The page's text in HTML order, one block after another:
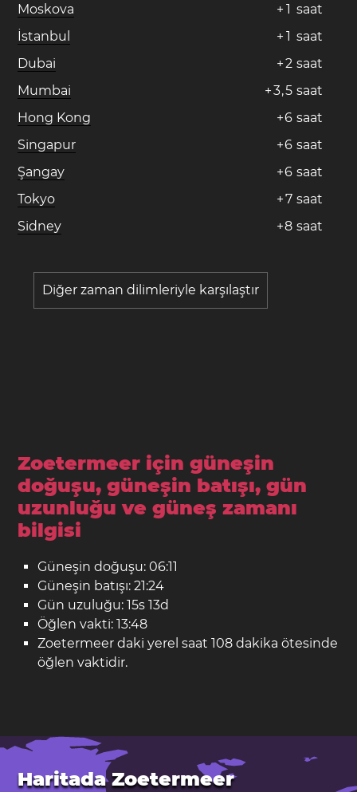
Moskova
+ 1 saat
İstanbul
+ 1 saat
Dubai
+2 saat
Mumbai
+3,5 saat
Hong Kong
+6 saat
Singapur
+6 saat
Şangay
+6 saat
Tokyo
+7 saat
Sidney
+8 saat
Diğer zaman dilimleriyle karşılaştır
Zoetermeer için güneşin
doğuşu, güneşin batışı, gün
uzunluğu ve güneş zamanı
bilgisi
Güneşin doğuşu: 06:11
Güneşin batışı: 21:24
Gün uzuluğu: 15s 13d
Öğlen vakti: 13:48
Zoetermeer daki yerel saat 108 dakika ötesinde
öğlen vaktidir.
Haritada Zoetermeer